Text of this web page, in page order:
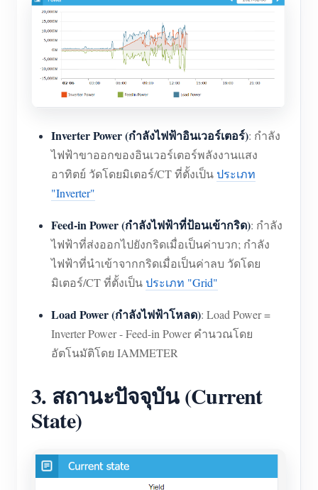
Inverter Power (กำลังไฟฟ้าอินเวอร์เตอร์): กำลัง
ไฟฟ้าขาออกของอินเวอร์เตอร์พลังงานแสง
อาทิตย์ วัดโดยมิเตอร์/CT ที่ตั้งเป็นประเภท
"Inverter"
Feed-in Power (กำลังไฟฟ้าที่ป้อนเข้ากริด): กำลัง
ไฟฟ้าที่ส่งออกไปยังกริดเมื่อเป็นค่าบวก; กำลัง
ไฟฟ้าที่นำเข้าจากกริดเมื่อเป็นค่าลบ วัดโดย
มิเตอร์/CT ที่ตั้งเป็นประเภท "Grid"
Load Power (กำลังไฟฟ้าโหลด): Load Power =
Inverter Power - Feed-in Power คำนวณโดย
อัตโนมัติโดย IAMMETER
3. สถานะปัจจุบัน (Current
State)